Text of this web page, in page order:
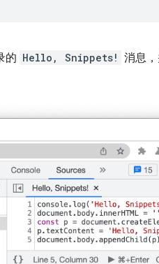
的 Hello, Snippets! 消息